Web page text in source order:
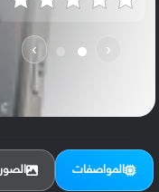
‹
›
المواصفات الصور